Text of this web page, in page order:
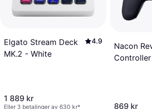
Elgato Stream Deck
MK.2 - White
4.9
1 889 kr
Eller 3 betalinger av 630 kr*
Nacon
869 kr